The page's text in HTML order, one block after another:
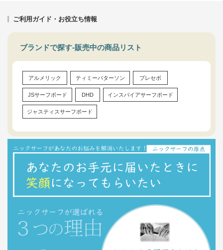
ご利用ガイド・お役立ち情報
ブランドで探す-販売中の商品リスト
アルメリック ティミーパターソン プレセボ
JSサーフボード DHD インスパイアサーフボード
ジャスティスサーフボード